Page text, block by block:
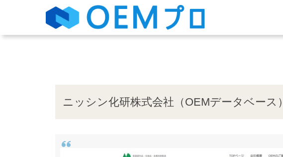
ニッシン化研株式会社（OEMデータベース）